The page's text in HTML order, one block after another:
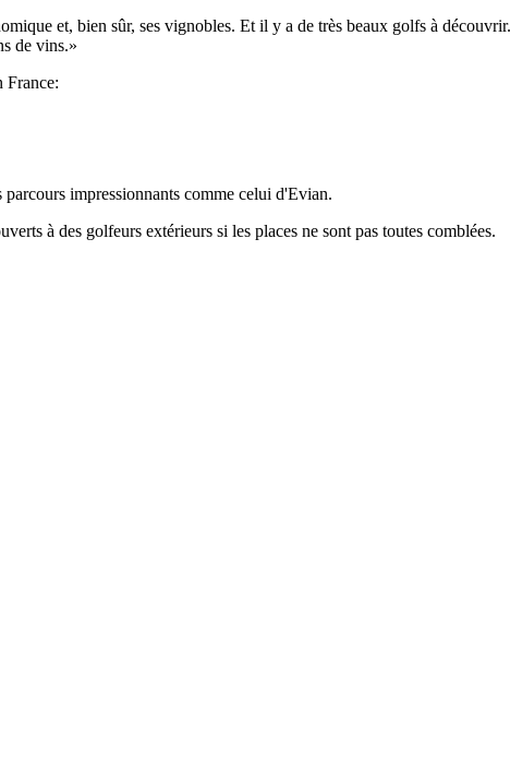
et, bien sûr, ses vignobles. Et il y a de très beaux golfs à
de vins.»
France:
impressionnants comme celui d'Evian.
à des golfeurs extérieurs si les places ne sont pas toutes comblées.